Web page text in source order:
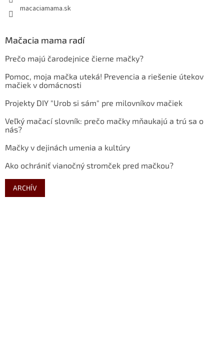
macaciamama.sk
Mačacia mama radí
Prečo majú čarodejnice čierne mačky?
Pomoc, moja mačka uteká! Prevencia a riešenie útekov
mačiek v domácnosti
Projekty DIY "Urob si sám" pre milovníkov mačiek
Veľký mačací slovník: prečo mačky mňaukajú a trú sa o
nás?
Mačky v dejinách umenia a kultúry
Ako ochrániť vianočný stromček pred mačkou?
ARCHÍV